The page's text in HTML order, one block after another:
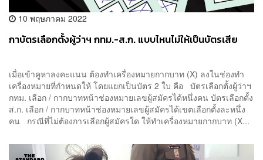
10 พฤษภาคม 2022
กาบัตรเลือกตั้งผู้ว่าฯ กทม.-ส.ก. แบบไหนไม่ให้เป็นบัตรเสีย
เมื่อเข้าคูหาลงคะแนน ต้องทำเครื่องหมายกากบาท (X) ลงในช่องทำ
เครื่องหมายที่กำหนดให้ โดยแยกเป็นบัตร 2 ใบ คือ บัตรเลือกตั้งผู้ว่าฯ
กทม. เลือก / กากบาทหน้าช่องหมายเลขผู้สมัครได้หนึ่งคน บัตรเลือกตั้ง
ส.ก. เลือก / กากบาทหน้าช่องหมายเลขผู้สมัครได้เขตเลือกตั้งละหนึ่ง
คน กรณีที่ไม่ต้องการเลือกผู้สมัครใด ให้ทำเครื่องหมายกากบาท (X...